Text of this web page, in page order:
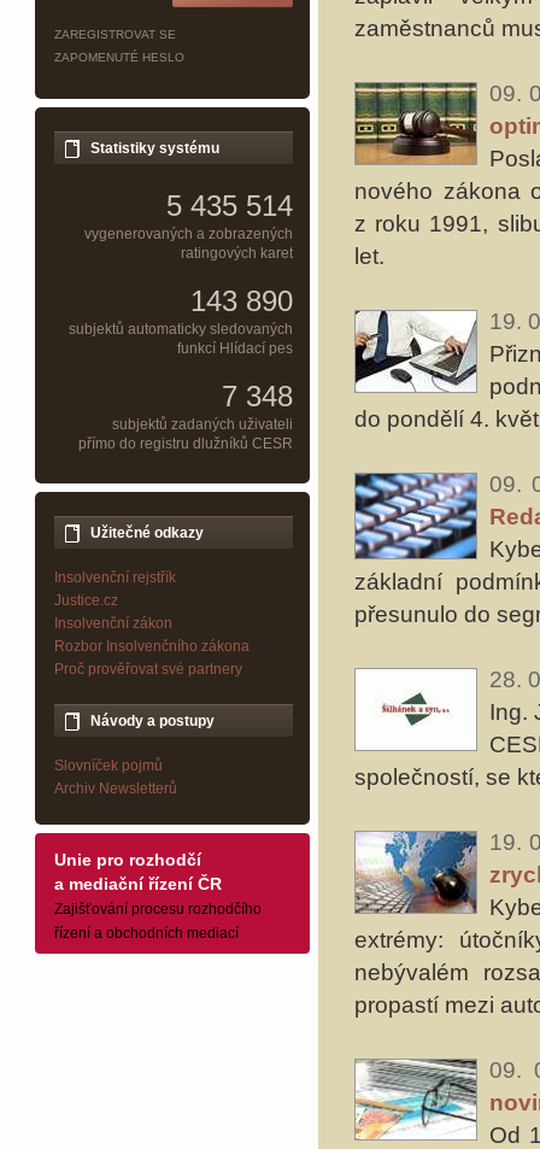
ZAREGISTROVAT SE
ZAPOMENUTÉ HESLO
Statistiky systému
5 435 514
vygenerovaných a zobrazených
ratingových karet
143 890
subjektů automaticky sledovaných
funkcí Hlídací pes
7 348
subjektů zadaných uživateli
přímo do registru dlužníků CESR
Užitečné odkazy
Insolvenční rejstřík
Justice.cz
Insolvenční zákon
Rozbor Insolvenčního zákona
Proč prověřovat své partnery
Návody a postupy
Slovníček pojmů
Archiv Newsletterů
Unie pro rozhodčí
a mediační řízení ČR
Zajišťování procesu rozhodčího
řízení a obchodních mediací
zaměstnanců
09.
nového zákona
z roku 1991,
let.
19.
do pondělí 4.
09.
základní
přesunulo do
28.
Ing.
společností, se
19.
extrémy:
nebývalém
propastí mezi
09.
Od